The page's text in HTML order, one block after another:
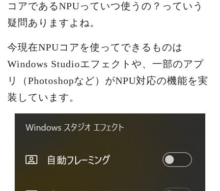
コアであるNPUっていつ使うの？っていう
疑問ありますよね。
今現在NPUコアを使ってできるものは
Windows Studioエフェクトや、一部のアプ
リ（Photoshopなど）がNPU対応の機能を実
装しています。